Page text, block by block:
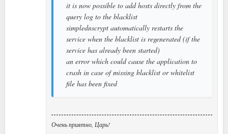
it is now possible to add hosts directly from the
query log to the blacklist
simplednscrypt automatically restarts the
service when the blacklist is regenerated (if the
service has already been started)
an error which could cause the application to
crash in case of missing blacklist or whitelist
file has been fixed
Очень приятно, Царь!